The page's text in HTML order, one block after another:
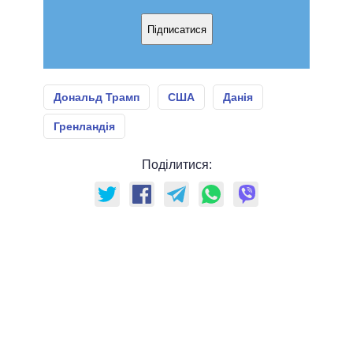
Підписатися
Дональд Трамп США Данія
Гренландія
Поділитися: